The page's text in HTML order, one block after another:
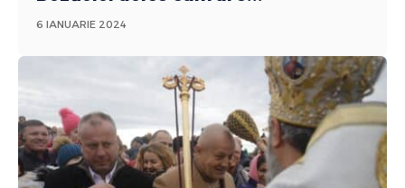
6 IANUARIE 2024